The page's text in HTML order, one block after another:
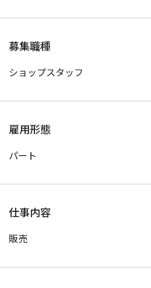
募集職種
ショップスタッフ
雇用形態
パート
仕事内容
販売